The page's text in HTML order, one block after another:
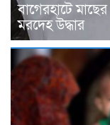
বাগেরহাটে
মরদেহ উদ্ধার